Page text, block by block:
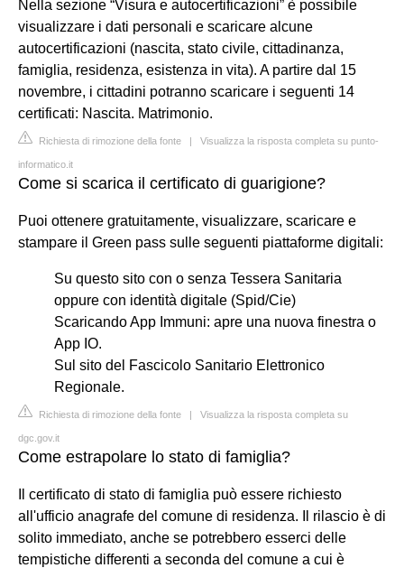
Nella sezione “Visura e autocertificazioni” è possibile
visualizzare i dati personali e scaricare alcune
autocertificazioni (nascita, stato civile, cittadinanza,
famiglia, residenza, esistenza in vita). A partire dal 15
novembre, i cittadini potranno scaricare i seguenti 14
certificati: Nascita. Matrimonio.
Richiesta di rimozione della fonte | Visualizza la risposta completa su punto-
informatico.it
Come si scarica il certificato di guarigione?
Puoi ottenere gratuitamente, visualizzare, scaricare e
stampare il Green pass sulle seguenti piattaforme digitali:
Su questo sito con o senza Tessera Sanitaria
oppure con identità digitale (Spid/Cie)
Scaricando App Immuni: apre una nuova finestra o
App IO.
Sul sito del Fascicolo Sanitario Elettronico
Regionale.
Richiesta di rimozione della fonte | Visualizza la risposta completa su
dgc.gov.it
Come estrapolare lo stato di famiglia?
Il certificato di stato di famiglia può essere richiesto
all'ufficio anagrafe del comune di residenza. Il rilascio è di
solito immediato, anche se potrebbero esserci delle
tempistiche differenti a seconda del comune a cui è